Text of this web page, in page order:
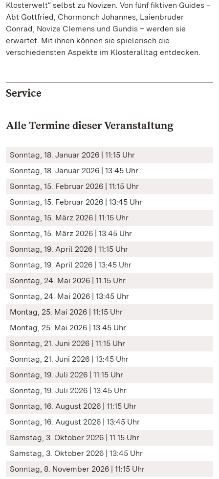
Klosterwelt“ selbst zu Novizen. Von fünf fiktiven Guides –
Abt Gottfried, Chormönch Johannes, Laienbruder
Conrad, Novize Clemens und Gundis – werden sie
erwartet: Mit ihnen können sie spielerisch die
verschiedensten Aspekte im Klosteralltag entdecken.
Service
Alle Termine dieser Veranstaltung
Sonntag, 18. Januar 2026 | 11:15 Uhr
Sonntag, 18. Januar 2026 | 13:45 Uhr
Sonntag, 15. Februar 2026 | 11:15 Uhr
Sonntag, 15. Februar 2026 | 13:45 Uhr
Sonntag, 15. März 2026 | 11:15 Uhr
Sonntag, 15. März 2026 | 13:45 Uhr
Sonntag, 19. April 2026 | 11:15 Uhr
Sonntag, 19. April 2026 | 13:45 Uhr
Sonntag, 24. Mai 2026 | 11:15 Uhr
Sonntag, 24. Mai 2026 | 13:45 Uhr
Montag, 25. Mai 2026 | 11:15 Uhr
Montag, 25. Mai 2026 | 13:45 Uhr
Sonntag, 21. Juni 2026 | 11:15 Uhr
Sonntag, 21. Juni 2026 | 13:45 Uhr
Sonntag, 19. Juli 2026 | 11:15 Uhr
Sonntag, 19. Juli 2026 | 13:45 Uhr
Sonntag, 16. August 2026 | 11:15 Uhr
Sonntag, 16. August 2026 | 13:45 Uhr
Samstag, 3. Oktober 2026 | 11:15 Uhr
Samstag, 3. Oktober 2026 | 13:45 Uhr
Sonntag, 8. November 2026 | 11:15 Uhr